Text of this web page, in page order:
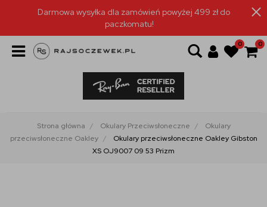
Darmowa wysyłka dla zamówień powyżej 499 zł do
paczkomatu!
0 0
Strona główna Okulary Przeciwsłoneczne
Okulary
przeciwsłoneczne Oakley
Okulary przeciwsłoneczne Oakley Gibston
XS OJ9007 09 53 Prizm